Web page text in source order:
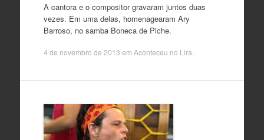
A cantora e o compositor gravaram juntos duas
vezes. Em uma delas, homenagearam Ary
Barroso, no samba Boneca de Piche.
4 de novembro de 2013 em Aconteceu no Lira